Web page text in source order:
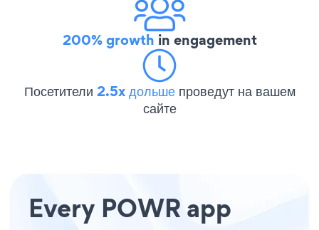
200% growth in engagement
Посетители 2.5x дольше проведут на вашем
сайте
Every POWR app